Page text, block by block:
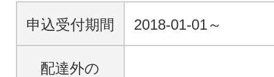
申込受付期間 2018-01-01～
配達外の